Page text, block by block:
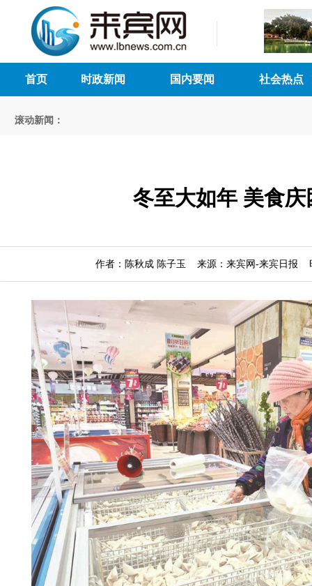
首页 时政新闻 国内要闻 社会热点
滚动新闻：
冬至大如年 美食庆
作者：陈秋成 陈子玉 来源：来宾网-来宾日报